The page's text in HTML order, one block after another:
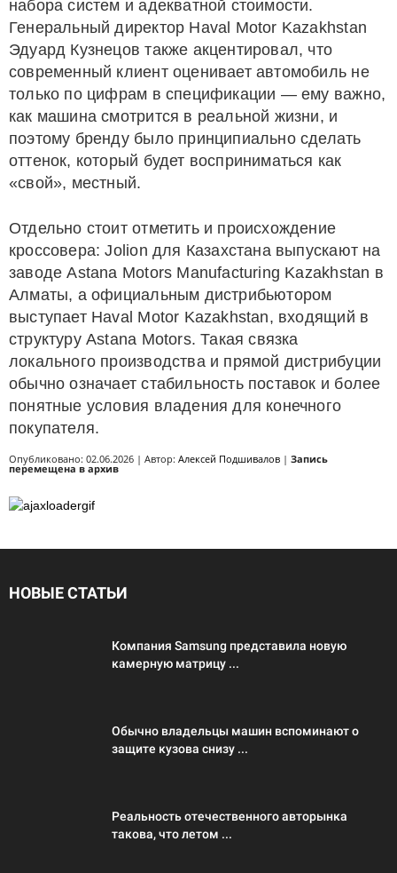
набора систем и адекватной стоимости.
Генеральный директор Haval Motor Kazakhstan
Эдуард Кузнецов также акцентировал, что
современный клиент оценивает автомобиль не
только по цифрам в спецификации — ему важно,
как машина смотрится в реальной жизни, и
поэтому бренду было принципиально сделать
оттенок, который будет восприниматься как
«свой», местный.
Отдельно стоит отметить и происхождение
кроссовера: Jolion для Казахстана выпускают на
заводе Astana Motors Manufacturing Kazakhstan в
Алматы, а официальным дистрибьютором
выступает Haval Motor Kazakhstan, входящий в
структуру Astana Motors. Такая связка
локального производства и прямой дистрибуции
обычно означает стабильность поставок и более
понятные условия владения для конечного
покупателя.
Опубликовано: 02.06.2026 | Автор: Алексей Подшивалов | Запись
перемещена в архив
НОВЫЕ СТАТЬИ
Компания Samsung представила новую
камерную матрицу ...
Обычно владельцы машин вспоминают о
защите кузова снизу ...
Реальность отечественного авторынка
такова, что летом ...